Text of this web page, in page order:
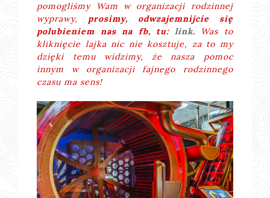
pomogliśmy Wam w organizacji rodzinnej
wyprawy, prosimy, odwzajemnijcie się
polubieniem nas na fb, tu: link. Was to
kliknięcie lajka nic nie kosztuje, za to my
dzięki temu widzimy, że nasza pomoc
innym w organizacji fajnego rodzinnego
czasu ma sens!